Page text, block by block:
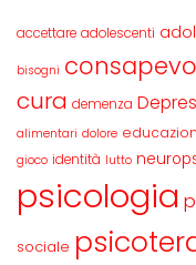
accettare adolescenti
bisogni
cura demenza
alimentari dolore
gioco identità lutto
psicologia
sociale